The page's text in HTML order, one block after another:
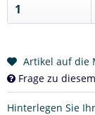
Artikel auf die
Frage zu
Hinterlegen Sie